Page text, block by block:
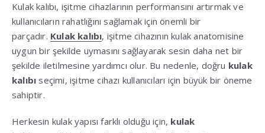
Kulak kalıbı, işitme cihazlarının performansını artırmak ve
kullanıcıların rahatlığını sağlamak için önemli bir
parçadır. Kulak kalıbı, işitme cihazının kulak anatomisine
uygun bir şekilde uymasını sağlayarak sesin daha net bir
şekilde iletilmesine yardımcı olur. Bu nedenle, doğru kulak
kalıbı seçimi, işitme cihazı kullanıcıları için büyük bir öneme
sahiptir.
Herkesin kulak yapısı farklı olduğu için, kulak